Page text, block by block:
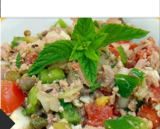
de recette au moins pour 2
personnes, cela peut faire une
entrée qui se marie très bien
avec un plat …Lire la suite >“Citron farci au thon : une entrée fraîche, légère et